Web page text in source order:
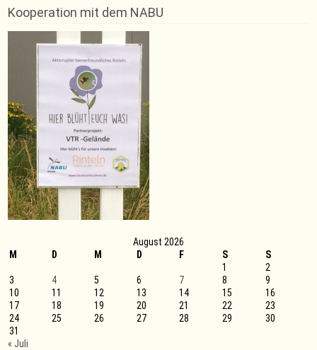
Vizemeisterschaft
für
Horst
Schäfer
im
Hürden-
Sprint
Kooperation mit dem NABU
August 2026
M
D M D F S
S
1
2
3
4 5 6 7 8
9
10
11 12 13 14 15
16
17
18 19 20 21 22
23
24
25 26 27 28 29
30
31
« Juli